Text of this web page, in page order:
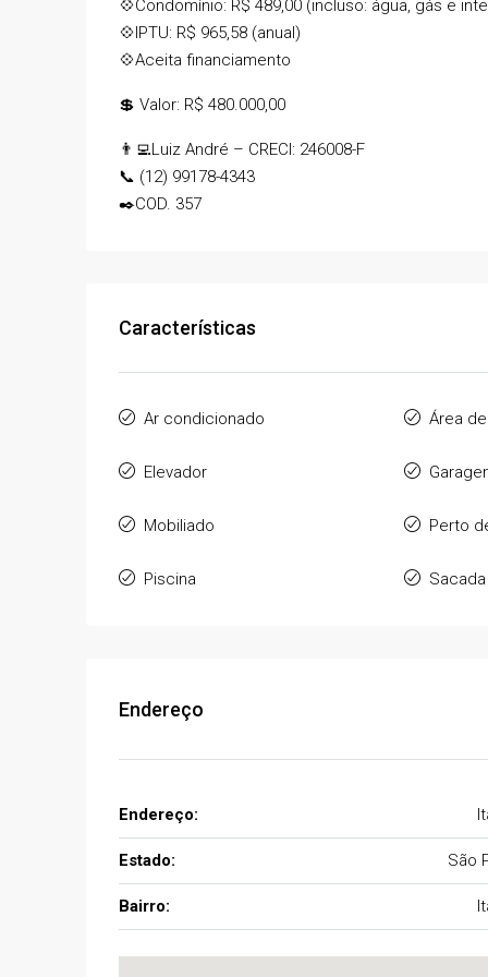
💠Condomínio: R$ 489,00 (incluso: água, gás e
💠IPTU: R$ 965,58 (anual)
💠Aceita financiamento
💲 Valor: R$ 480.000,00
👨‍💻Luiz André – CRECI: 246008-F
📞 (12) 99178-4343
✒️COD. 357
Características
Ar condicionado Área
Elevador
Mobiliado Perto
Piscina Sacada
Endereço
Endereço:
Estado: São
Bairro:
LOCAÇÃO DE